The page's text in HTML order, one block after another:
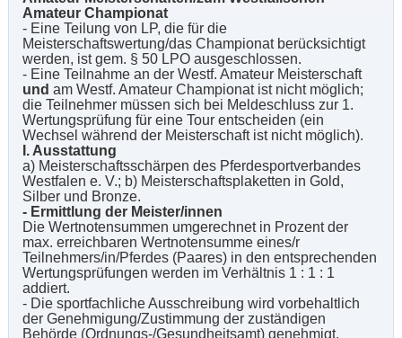
Amateur Championat
- Eine Teilung von LP, die für die
Meisterschaftswertung/das Championat berücksichtigt
werden, ist gem. § 50 LPO ausgeschlossen.
- Eine Teilnahme an der Westf. Amateur Meisterschaft
und am Westf. Amateur Championat ist nicht möglich;
die Teilnehmer müssen sich bei Meldeschluss zur 1.
Wertungsprüfung für eine Tour entscheiden (ein
Wechsel während der Meisterschaft ist nicht möglich).
I. Ausstattung
a) Meisterschaftsschärpen des Pferdesportverbandes
Westfalen e. V.; b) Meisterschaftsplaketten in Gold,
Silber und Bronze.
- Ermittlung der Meister/innen
Die Wertnotensummen umgerechnet in Prozent der
max. erreichbaren Wertnotensumme eines/r
Teilnehmers/in/Pferdes (Paares) in den entsprechenden
Wertungsprüfungen werden im Verhältnis 1 : 1 : 1
addiert.
- Die sportfachliche Ausschreibung wird vorbehaltlich
der Genehmigung/Zustimmung der zuständigen
Behörde (Ordnungs-/Gesundheitsamt) genehmigt.